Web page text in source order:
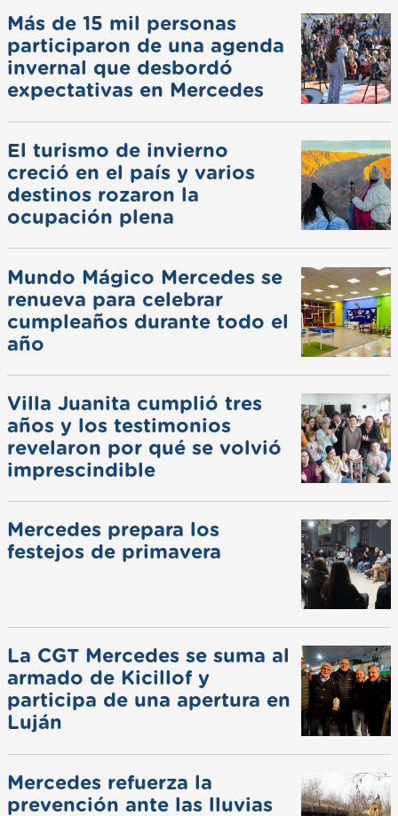
Más de 15 mil personas
participaron de una agenda
invernal que desbordó
expectativas en Mercedes
El turismo de invierno
creció en el país y varios
destinos rozaron la
ocupación plena
Mundo Mágico Mercedes se
renueva para celebrar
cumpleaños durante todo el
año
Villa Juanita cumplió tres
años y los testimonios
revelaron por qué se volvió
imprescindible
Mercedes prepara los
festejos de primavera
La CGT Mercedes se suma al
armado de Kicillof y
participa de una apertura en
Luján
Mercedes refuerza la
prevención ante las lluvias